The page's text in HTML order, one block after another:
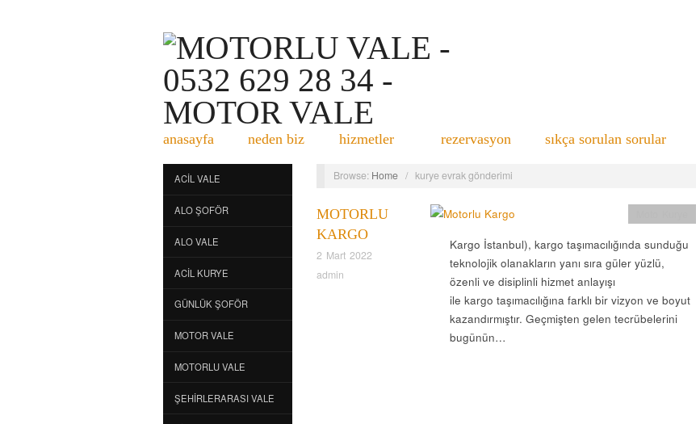
anasayfa neden biz hizmetler rezervasyon sıkça sorulan sorular
ACIL VALE
ALO ŞOFÖR
ALO VALE
ACIL KURYE
GÜNLÜK ŞOFÖR
MOTOR VALE
MOTORLU VALE
ŞEHIRLERARASI VALE
Browse: Home / kurye evrak gönderimi
MOTORLU
KARGO
2 Mart 2022
admin
Kargo İstanbul), kargo taşımacılığında sunduğu
teknolojik olanakların yanı sıra güler yüzlü,
özenli ve disiplinli hizmet anlayışı
ile kargo taşımacılığına farklı bir vizyon ve boyut
kazandırmıştır. Geçmişten gelen tecrübelerini
bugünün…